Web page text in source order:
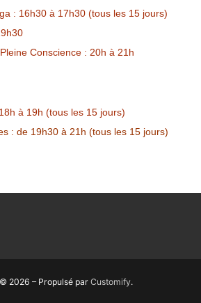
: 16h30 à 17h30 (tous les 15 jours)
Conscience : 20h à 21h
à 19h (tous les 15 jours)
: de 19h30 à 21h (tous les 15 jours)
2026 – Propulsé par Customify.